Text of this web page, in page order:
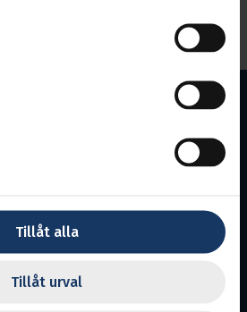
Tillåt alla
Tillåt urval